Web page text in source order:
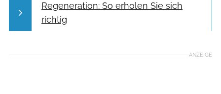
Regeneration: So erholen Sie sich
richtig
ANZEIGE